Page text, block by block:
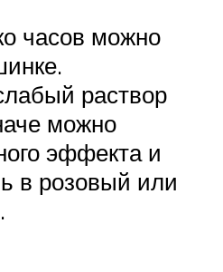
часов можно
раствор
можно
эффекта и
в розовый или